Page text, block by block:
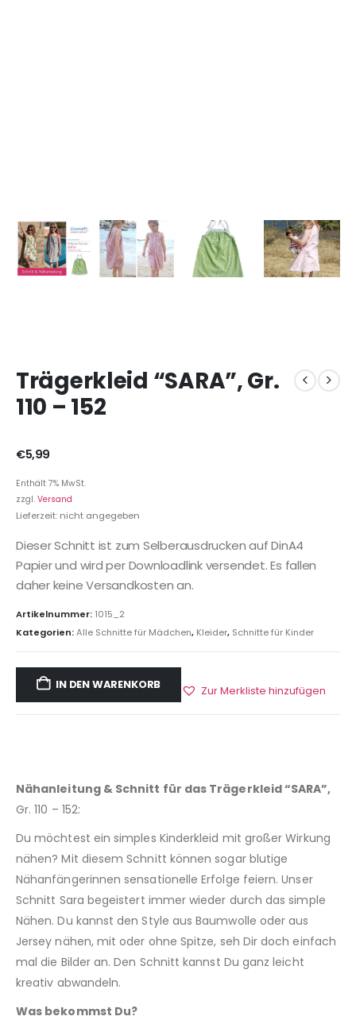
Trägerkleid “SARA”, Gr.
110 – 152
€5,99
Enthält 7% MwSt.
zzgl. Versand
Lieferzeit: nicht angegeben
Dieser Schnitt ist zum Selberausdrucken auf DinA4
Papier und wird per Downloadlink versendet. Es fallen
daher keine Versandkosten an.
Artikelnummer: 1015_2
Kategorien:Alle Schnitte für Mädchen, Kleider, Schnitte für Kinder
IN DEN WARENKORB Zur Merkliste hinzufügen
Nähanleitung & Schnitt für das Trägerkleid “SARA”,
Gr. 110 – 152:
Du möchtest ein simples Kinderkleid mit großer Wirkung
nähen? Mit diesem Schnitt können sogar blutige
Nähanfängerinnen sensationelle Erfolge feiern. Unser
Schnitt Sara begeistert immer wieder durch das simple
Nähen. Du kannst den Style aus Baumwolle oder aus
Jersey nähen, mit oder ohne Spitze, seh Dir doch einfach
mal die Bilder an. Den Schnitt kannst Du ganz leicht
kreativ abwandeln.
Was bekommst Du?